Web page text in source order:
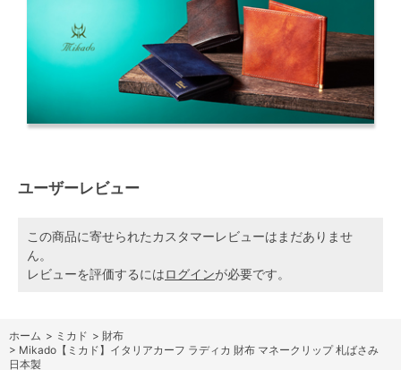
ユーザーレビュー
この商品に寄せられたカスタマーレビューはまだありませ
ん。
レビューを評価するにはログインが必要です。
ホーム > ミカド > 財布
> Mikado【ミカド】イタリアカーフ ラディカ 財布 マネークリップ 札ばさみ
日本製